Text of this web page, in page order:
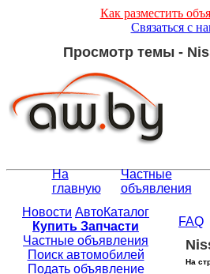
Как разместить
Связаться с
Просмотр темы -
На
главную
Частные
объявления
Новости АвтоКаталог
Купить Запчасти
Частные объявления
Поиск автомобилей
Подать объявление
FAQ
На